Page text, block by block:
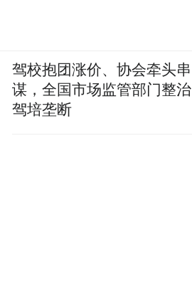
驾校抱团涨价、协会牵头串
谋，全国市场监管部门整治
驾培垄断